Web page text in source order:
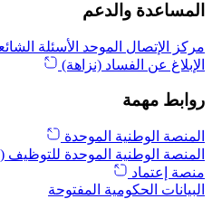
المساعدة والدعم
مركز الإتصال الموحد الأسئلة
الإبلاغ عن الفساد (نزاهة)
روابط مهمة
المنصة الوطنية الموحدة
المنصة الوطنية الموحدة للتوظيف
منصة إعتماد
البيانات الحكومية المفتوحة